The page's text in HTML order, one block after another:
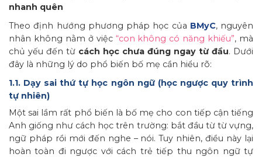
nhanh quên
Theo định hướng phương pháp học của BMyC, nguyên
nhân không nằm ở việc “con không có năng khiếu”, mà
chủ yếu đến từ cách học chưa đúng ngay từ đầu. Dưới
đây là những lý do phổ biến bố mẹ cần hiểu rõ:
1.1. Dạy sai thứ tự học ngôn ngữ (học ngược quy trình
tự nhiên)
Một sai lầm rất phổ biến là bố mẹ cho con tiếp cận tiếng
Anh giống như cách học trên trường: bắt đầu từ từ vựng,
ngữ pháp rồi mới đến nghe – nói. Tuy nhiên, điều này lại
hoàn toàn đi ngược với cách trẻ tiếp thu ngôn ngữ tự